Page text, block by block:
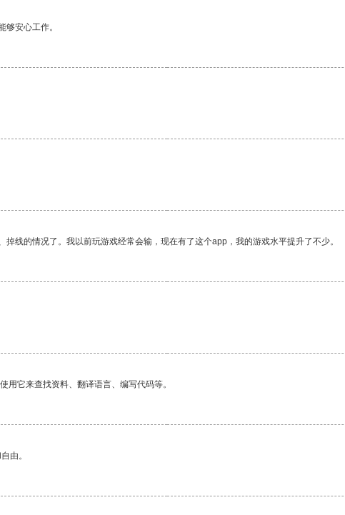
安心工作。
线的情况了。我以前玩游戏经常会输，现在有了这个app，我的游戏水平提升了不少。
用它来查找资料、翻译语言、编写代码等。
由。